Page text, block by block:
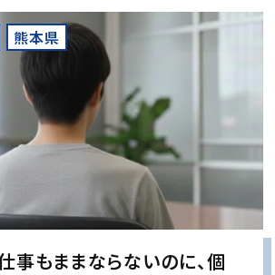
熊本県
事もままならないのに、個